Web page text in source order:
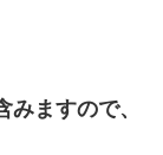
ますので、